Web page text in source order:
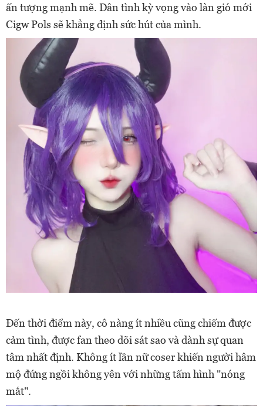
ấn tượng mạnh mẽ. Dân tình kỳ vọng vào làn gió mới
Cigw Pols sẽ khẳng định sức hút của mình.
Đến thời điểm này, cô nàng ít nhiều cũng chiếm được
cảm tình, được fan theo dõi sát sao và dành sự quan
tâm nhất định. Không ít lần nữ coser khiến người hâm
mộ đứng ngồi không yên với những tấm hình "nóng
mắt".